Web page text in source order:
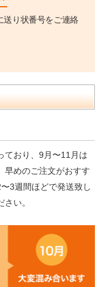
送り状番号をご連絡
ており、9月〜11月は
早めのご注文がおすす
3週間ほどで発送致し
い。